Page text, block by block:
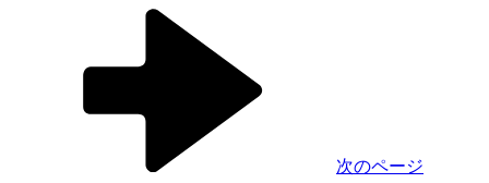
次のページ